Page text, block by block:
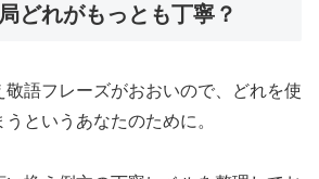
どれがもっとも丁寧？
敬語フレーズがおおいので、どれを使
というあなたのために。